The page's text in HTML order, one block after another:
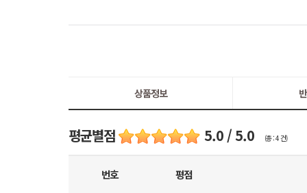
상품정보
평균별점 5.0 / 5.0 (총 : 4 건)
번호 평점